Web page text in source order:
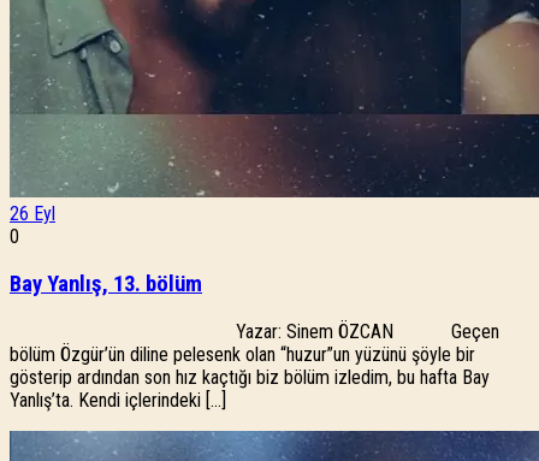
26 Eyl
0
Bay Yanlış, 13. bölüm
Yazar: Sinem ÖZCAN Geçen
bölüm Özgür’ün diline pelesenk olan “huzur”un yüzünü şöyle bir
gösterip ardından son hız kaçtığı biz bölüm izledim, bu hafta Bay
Yanlış’ta. Kendi içlerindeki […]